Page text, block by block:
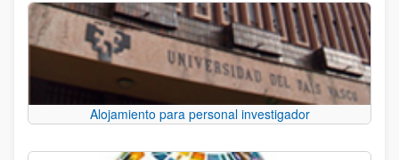
Alojamiento para personal investigador